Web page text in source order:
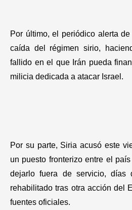
Por último, el periódico alerta
caída del régimen sirio,
fallido en el que Irán pueda
milicia dedicada a atacar Israel.
Por su parte, Siria acusó este
un puesto fronterizo entre el
dejarlo fuera de servicio, días
rehabilitado tras otra acción del
fuentes oficiales.